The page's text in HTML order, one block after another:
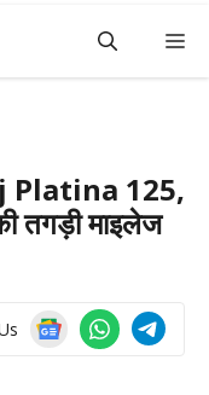
Platina 125,
तगड़ी माइलेज